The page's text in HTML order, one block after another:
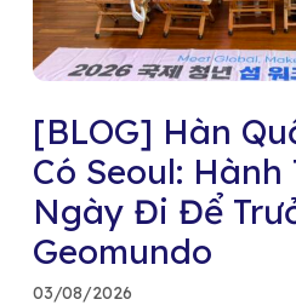
[BLOG] Hàn
Có Seoul: Hành
Ngày Đi Để
Geomundo
03/08/2026